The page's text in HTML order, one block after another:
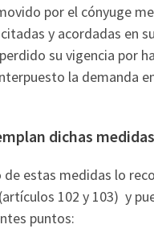
por el cónyuge
y acordadas en
su vigencia por
la demanda
dichas
de estas medidas lo
102 y 103) y
puntos: